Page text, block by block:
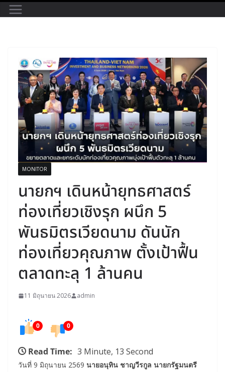
MONITOR
นายกฯ เดินหน้ายุทธศาสตร์
ท่องเที่ยวเชิงรุก ผนึก 5
พันธมิตรเวียดนาม ดันนัก
ท่องเที่ยวคุณภาพ ตั้งเป้าฟื้น
ตลาดทะลุ 1 ล้านคน
11 มิถุนายน 2026 admin
0 0
Read Time: 3 Minute, 13 Second
วันที่ 9 มิถุนายน 2569 นายอนุทิน ชาญวีรกูล นายกรัฐมนตรี